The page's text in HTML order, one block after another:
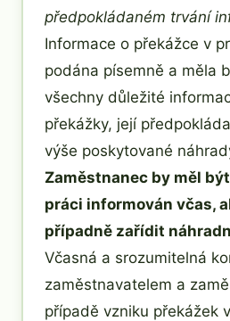
předpokládaném trvání
Informace o překážce v
podána písemně a měla
všechny důležité
překážky, její
výše poskytované
Zaměstnanec by měl
práci informován včas,
případně zařídit
Včasná a srozumitelná
zaměstnavatelem a
případě vzniku překážek